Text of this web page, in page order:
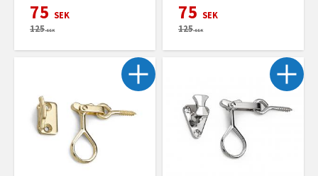
75 SEK
125SEK
75 SEK
125SEK